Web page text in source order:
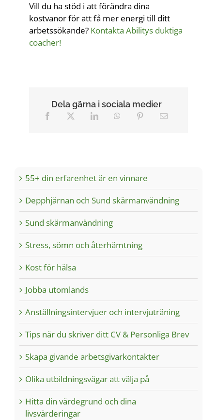
Vill du ha stöd i att förändra dina
kostvanor för att få mer energi till ditt
arbetssökande? Kontakta Abilitys duktiga
coacher!
Dela gärna i sociala medier
55+ din erfarenhet är en vinnare
Depphjärnan och Sund skärmanvändning
Sund skärmanvändning
Stress, sömn och återhämtning
Kost för hälsa
Jobba utomlands
Anställningsintervjuer och intervjuträning
Tips när du skriver ditt CV & Personliga Brev
Skapa givande arbetsgivarkontakter
Olika utbildningsvägar att välja på
Hitta din värdegrund och dina
livsvärderingar